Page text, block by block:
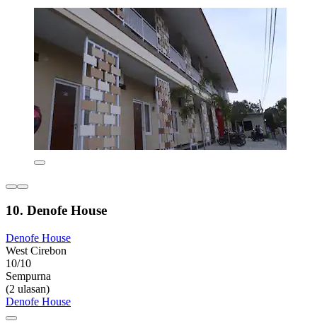
10. Denofe House
Denofe House
West Cirebon
10/10
Sempurna
(2 ulasan)
Denofe House